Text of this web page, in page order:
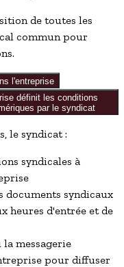
de toutes les
commun pour
l'entreprise
définit les conditions
par le syndicat
le syndicat :
syndicales à
documents syndicaux
heures d'entrée et de
messagerie
pour diffuser